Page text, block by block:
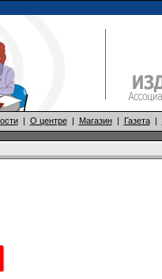
| О центре| Магазин| Газета|